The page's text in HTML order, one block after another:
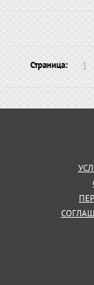
Страница: 1